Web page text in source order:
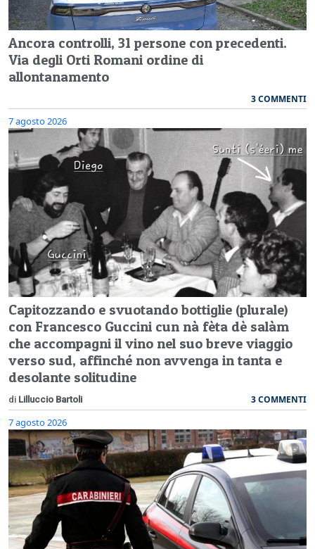
Ancora controlli, 31 persone con precedenti.
Via degli Orti Romani ordine di
allontanamento
3 COMMENTI
7 agosto 2026
Capitozzando e svuotando bottiglie (plurale)
con Francesco Guccini cun nà fèta dè salàm
che accompagni il vino nel suo breve viaggio
verso sud, affinché non avvenga in tanta e
desolante solitudine
di Lilluccio Bartoli 3 COMMENTI
7 agosto 2026